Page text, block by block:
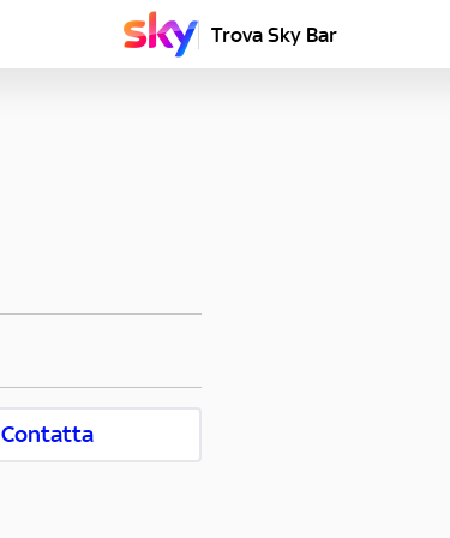
Trova Sky Bar
Contatta